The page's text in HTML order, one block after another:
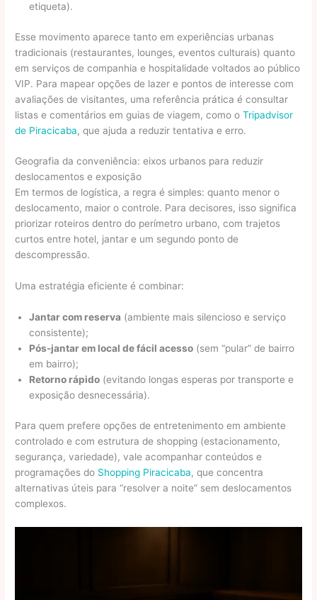
etiqueta).
Esse movimento aparece tanto em experiências urbanas
tradicionais (restaurantes, lounges, eventos culturais) quanto
em serviços de companhia e hospitalidade voltados ao público
VIP. Para mapear opções de lazer e pontos de interesse com
avaliações de visitantes, uma referência prática é consultar
listas e comentários em guias de viagem, como oTripadvisor
de Piracicaba, que ajuda a reduzir tentativa e erro.
Geografia da conveniência: eixos urbanos para reduzir
deslocamentos e exposição
Em termos de logística, a regra é simples: quanto menor o
deslocamento, maior o controle. Para decisores, isso significa
priorizar roteiros dentro do perímetro urbano, com trajetos
curtos entre hotel, jantar e um segundo ponto de
descompressão.
Uma estratégia eficiente é combinar:
Jantar com reserva (ambiente mais silencioso e serviço
consistente);
Pós-jantar em local de fácil acesso (sem “pular” de bairro
em bairro);
Retorno rápido (evitando longas esperas por transporte e
exposição desnecessária).
Para quem prefere opções de entretenimento em ambiente
controlado e com estrutura de shopping (estacionamento,
segurança, variedade), vale acompanhar conteúdos e
programações do Shopping Piracicaba, que concentra
alternativas úteis para “resolver a noite” sem deslocamentos
complexos.